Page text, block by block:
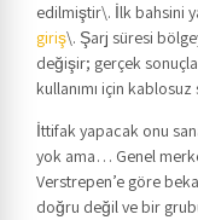
edilmiştir\. İlk bahsini
giriş\. Şarj süresi
değişir; gerçek
kullanımı için
İttifak yapacak onu
yok ama… Genel
Verstrepen’e göre
doğru değil ve bir